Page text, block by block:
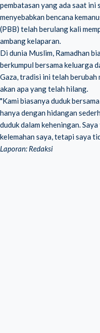
pembatasan yang ada saat ini
menyebabkan bencana
(PBB) telah berulang kali
ambang kelaparan.
Di dunia Muslim, Ramadhan
berkumpul bersama keluarga
Gaza, tradisi ini telah
akan apa yang telah hilang.
"Kami biasanya duduk
hanya dengan hidangan
duduk dalam keheningan.
kelemahan saya, tetapi saya
Laporan: Redaksi